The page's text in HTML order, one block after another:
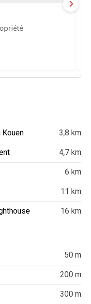
3,8 km
4,7 km
6 km
11 km
16 km
50 m
200 m
300 m